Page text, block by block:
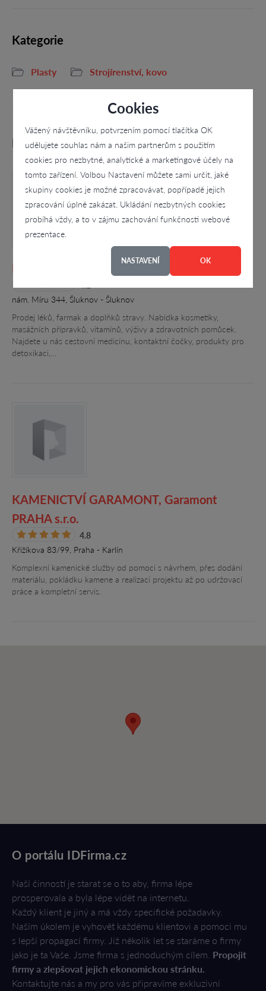
Cookies
Vážený návštěvníku, potvrzením pomocí tlačítka OK
udělujete souhlas nám a našim partnerům s použitím
cookies pro nezbytné, analytické a marketingové účely na
tomto zařízení. Volbou Nastavení můžete sami určit, jaké
skupiny cookies je možné zpracovávat, popřípadě jejich
zpracování úplně zakázat. Ukládání nezbytných cookies
probíhá vždy, a to v zájmu zachování funkčnosti webové
prezentace.
NASTAVENÍ OK
Kategorie
Plasty Strojírenství, kovo
Podobné firmy
Lékárna na náměstí, Ing. Ladislav Brada
nám. Míru 344, Šluknov - Šluknov
Prodej léků, farmak a doplňků stravy. Nabídka kosmetiky,
masážních přípravků, vitamínů, výživy a zdravotních pomůcek.
Najdete u nás cestovní medicínu, kontaktní čočky, produkty pro
detoxikaci,…
KAMENICTVÍ GARAMONT, Garamont
PRAHA s.r.o.
4.8
Křižíkova 83/99, Praha - Karlín
Komplexní kamenické služby od pomoci s návrhem, přes dodání
materiálu, pokládku kamene a realizaci projektu až po udržovací
práce a kompletní servis.
O portálu IDFirma.cz
Naší činností je starat se o to aby, firma lépe
prosperovala a byla lépe vidět na internetu.
Každý klient je jiný a má vždy specifické požadavky.
Naším úkolem je vyhovět každému klientovi a pomoci mu
s lepší propagací firmy. Již několik let se staráme o firmy
jako je ta Vaše. Jsme firma s jednoduchým cílem. Propojit
firmy a zlepšovat jejich ekonomickou stránku.
Kontaktujte nás a my pro vás připravíme exkluzivní